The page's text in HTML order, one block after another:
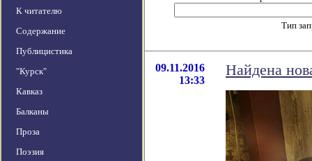
К читателю
Содержание
Публицистика
"Курск"
Кавказ
Балканы
Проза
Поэзия
Тип
09.11.2016
13:33
Найдена